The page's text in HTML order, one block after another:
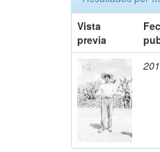
Vista
previa